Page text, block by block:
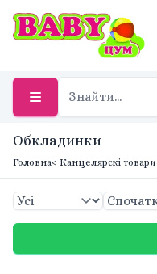
Обкладинки
Головна< Канцелярскі товари